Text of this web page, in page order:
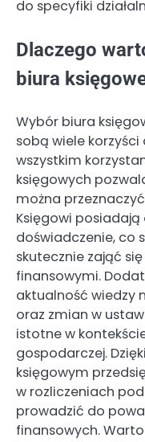
do specyfiki
Dlaczego
biura
Wybór biura
sobą wiele korzyści
wszystkim
księgowych
można
Księgowi
doświadczenie, co
skutecznie zająć
finansowymi.
aktualność wiedzy
oraz zmian w
istotne w
gospodarczej.
księgowym
w rozliczeniach
prowadzić do
finansowych.